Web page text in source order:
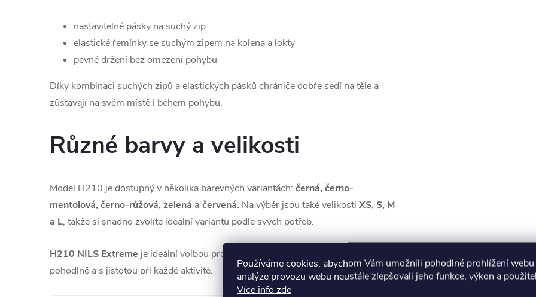
Používáme cookies, abychom Vám umožnili pohodlné prohlížení
analýze provozu webu neustále zlepšovali jeho funkce, výkon a
Více info zde
nastavitelné pásky na suchý zip
elastické řemínky se suchým zipem na kolena a lokty
pevné držení bez omezení pohybu
Díky kombinaci suchých zipů a elastických pásků chrániče dobře sedí na těle a
zůstávají na svém místě i během pohybu.
Různé barvy a velikosti
Model H210 je dostupný v několika barevných variantách: černá, černo-
mentolová, černo-růžová, zelená a červená. Na výběr jsou také velikosti XS, S, M
a L, takže si snadno zvolíte ideální variantu podle svých potřeb.
H210 NILS Extreme je ideální volbou pro každého, kdo chce jezdit bezpečně,
pohodlně a s jistotou při každé aktivitě.